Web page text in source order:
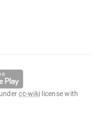
cc-wiki license with